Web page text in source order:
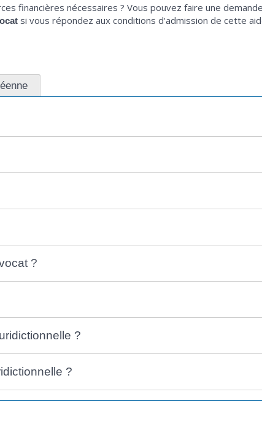
financières nécessaires ? Vous pouvez faire une
si vous répondez aux conditions d'admission de cette
?
?
?